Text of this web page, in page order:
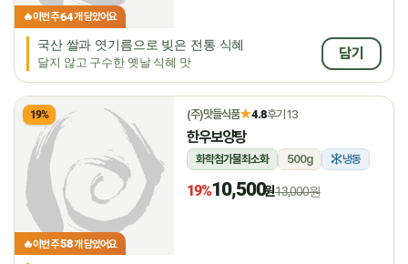
🔥이번 주64개 담았어요
국산 쌀과 엿기름으로 빚은 전통 식혜
달지 않고 구수한 옛날 식혜 맛
담기
19%
🔥이번 주58개 담았어요
(주)맛들식품★4.8후기 13
한우보양탕
화학첨가물최소화 500g 냉동
19%10,500원13,000원